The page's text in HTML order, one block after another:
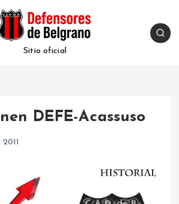
Sitio oficial
DEFE-Acassuso